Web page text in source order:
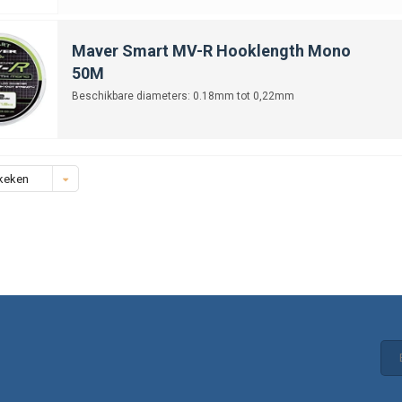
Maver Smart MV-R Hooklength Mono
50M
Beschikbare diameters: 0.18mm tot 0,22mm